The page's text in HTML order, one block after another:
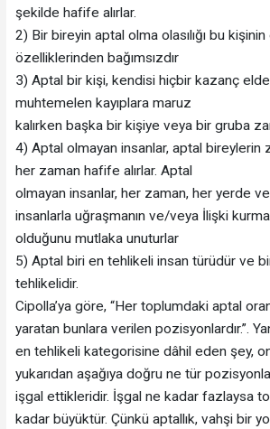
şekilde hafife alırlar.
2) Bir bireyin aptal olma olasılığı bu
özelliklerinden bağımsızdır
3) Aptal bir kişi, kendisi hiçbir kazanç
muhtemelen kayıplara maruz
kalırken başka bir kişiye veya bir gruba
4) Aptal olmayan insanlar, aptal bireylerin
her zaman hafife alırlar. Aptal
olmayan insanlar, her zaman, her yerde
insanlarla uğraşmanın ve/veya İlişki
olduğunu mutlaka unuturlar
5) Aptal biri en tehlikeli insan türüdür ve
tehlikelidir.
Cipolla’ya göre, “Her toplumdaki aptal
yaratan bunlara verilen pozisyonlardır.”.
en tehlikeli kategorisine dâhil eden şey,
yukarıdan aşağıya doğru ne tür
işgal ettikleridir. İşgal ne kadar fazlaysa
kadar büyüktür. Çünkü aptallık, vahşi bir